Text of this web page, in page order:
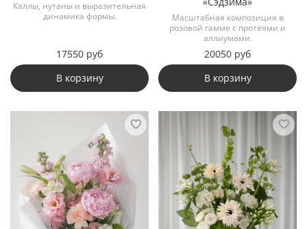
Каллы, нутаны и выразительная
динамика формы.
17550 руб
В корзину
Масштабная композиция в
розовой гамме с протеями и
аллиумами.
20050 руб
В корзину